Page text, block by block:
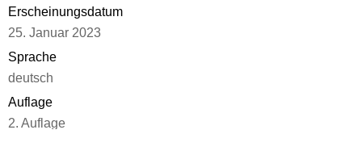
Erscheinungsdatum
25. Januar 2023
Sprache
deutsch
Auflage
2. Auflage